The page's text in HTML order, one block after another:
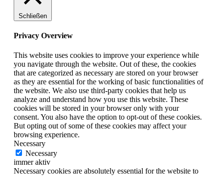
Schließen
Privacy Overview
This website uses cookies to improve your experience while
you navigate through the website. Out of these, the cookies
that are categorized as necessary are stored on your browser
as they are essential for the working of basic functionalities of
the website. We also use third-party cookies that help us
analyze and understand how you use this website. These
cookies will be stored in your browser only with your
consent. You also have the option to opt-out of these cookies.
But opting out of some of these cookies may affect your
browsing experience.
Necessary
Necessary
immer aktiv
Necessary cookies are absolutely essential for the website to